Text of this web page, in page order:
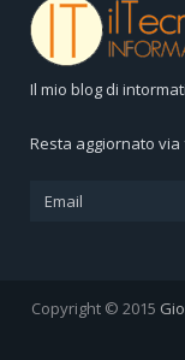
Il mio blog di
Resta aggiornato
Copyright © 2015